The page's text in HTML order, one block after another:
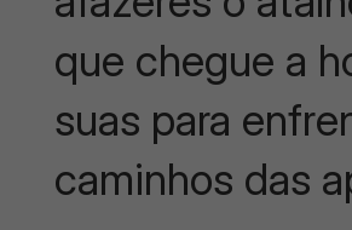
que chegue a
suas para
caminhos das